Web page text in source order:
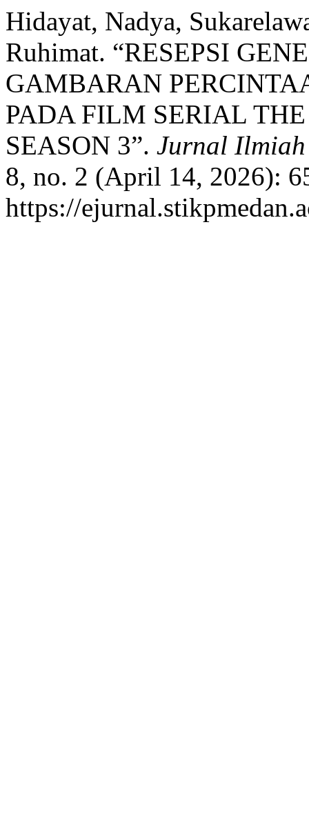
Hidayat, Nadya,
Ruhimat. “RESEPSI
GAMBARAN
PADA FILM SERIAL
SEASON 3”. Jurnal Ilmiah
8, no. 2 (April 14, 2026):
https://